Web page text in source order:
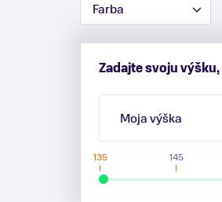
Zobraziť menej
Farba
Zadajte svoju
Moja výška
135 145